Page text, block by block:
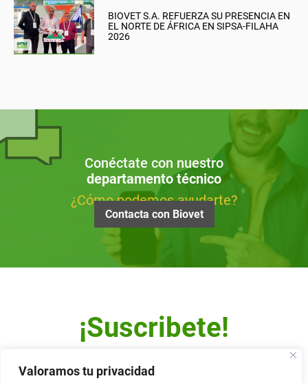
Valoramos tu privacidad
BIOVET S.A. REFUERZA SU PRESENCIA EN
EL NORTE DE ÁFRICA EN SIPSA-FILAHA
2026
Conéctate con nuestro
departamento técnico
¿Cómo podemos ayudarte?
Contacta con Biovet
¡Suscribete!
Escribe tu dirección de correo y recibe nuestro Newsletter.